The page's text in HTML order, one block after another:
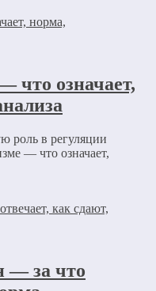
что означает,
роль в регуляции
— что означает,
— за что